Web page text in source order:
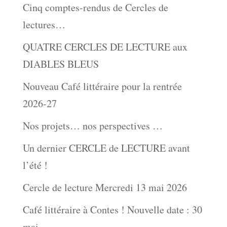
Cinq comptes-rendus de Cercles de
lectures…
QUATRE CERCLES DE LECTURE aux
DIABLES BLEUS
Nouveau Café littéraire pour la rentrée
2026-27
Nos projets… nos perspectives …
Un dernier CERCLE de LECTURE avant
l’été !
Cercle de lecture Mercredi 13 mai 2026
Café littéraire à Contes ! Nouvelle date : 30